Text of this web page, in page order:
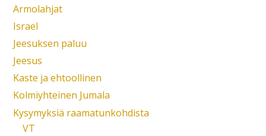
Armolahjat
Israel
Jeesuksen paluu
Jeesus
Kaste ja ehtoollinen
Kolmiyhteinen Jumala
Kysymyksiä raamatunkohdista
VT